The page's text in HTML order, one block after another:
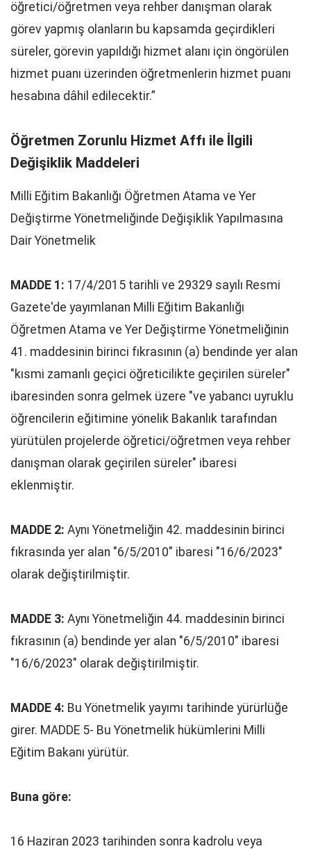
öğretici/öğretmen veya rehber danışman olarak
görev yapmış olanların bu kapsamda geçirdikleri
süreler, görevin yapıldığı hizmet alanı için öngörülen
hizmet puanı üzerinden öğretmenlerin hizmet puanı
hesabına dâhil edilecektir.”
Öğretmen Zorunlu Hizmet Affı ile İlgili
Değişiklik Maddeleri
Milli Eğitim Bakanlığı Öğretmen Atama ve Yer
Değiştirme Yönetmeliğinde Değişiklik Yapılmasına
Dair Yönetmelik
MADDE 1: 17/4/2015 tarihli ve 29329 sayılı Resmi
Gazete'de yayımlanan Milli Eğitim Bakanlığı
Öğretmen Atama ve Yer Değiştirme Yönetmeliğinin
41. maddesinin birinci fıkrasının (a) bendinde yer alan
"kısmi zamanlı geçici öğreticilikte geçirilen süreler"
ibaresinden sonra gelmek üzere "ve yabancı uyruklu
öğrencilerin eğitimine yönelik Bakanlık tarafından
yürütülen projelerde öğretici/öğretmen veya rehber
danışman olarak geçirilen süreler" ibaresi
eklenmiştir.
MADDE 2: Aynı Yönetmeliğin 42. maddesinin birinci
fıkrasında yer alan "6/5/2010" ibaresi "16/6/2023"
olarak değiştirilmiştir.
MADDE 3: Aynı Yönetmeliğin 44. maddesinin birinci
fıkrasının (a) bendinde yer alan "6/5/2010" ibaresi
"16/6/2023" olarak değiştirilmiştir.
MADDE 4: Bu Yönetmelik yayımı tarihinde yürürlüğe
girer. MADDE 5- Bu Yönetmelik hükümlerini Milli
Eğitim Bakanı yürütür.
Buna göre:
16 Haziran 2023 tarihinden sonra kadrolu veya